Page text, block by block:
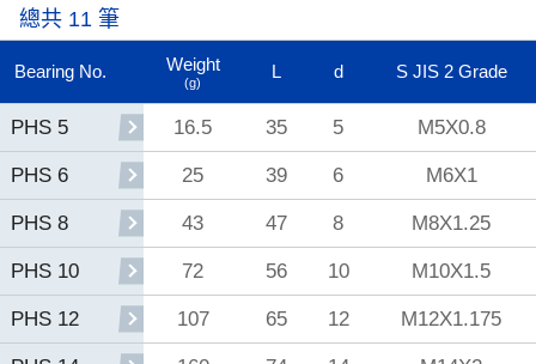
總共 11 筆
Bearing No. Weight
(g)
L d S JIS 2 Grade
PHS 5 16.5 35 5 M5X0.8
PHS 6 25 39 6 M6X1
PHS 8 43 47 8 M8X1.25
PHS 10 72 56 10 M10X1.5
PHS 12 107 65 12 M12X1.175